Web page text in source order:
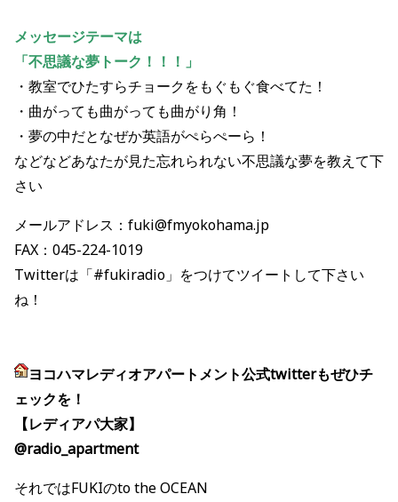
メッセージテーマは
「不思議な夢トーク！！！」
・教室でひたすらチョークをもぐもぐ食べてた！
・曲がっても曲がっても曲がり角！
・夢の中だとなぜか英語がぺらぺーら！
などなどあなたが見た忘れられない不思議な夢を教えて下
さい
メールアドレス：fuki@fmyokohama.jp
FAX：045-224-1019
Twitterは「#fukiradio」をつけてツイートして下さい
ね！
ヨコハマレディオアパートメント公式twitterもぜひチ
ェックを！
【レディアパ大家】
@radio_apartment
それではFUKIのto the OCEAN